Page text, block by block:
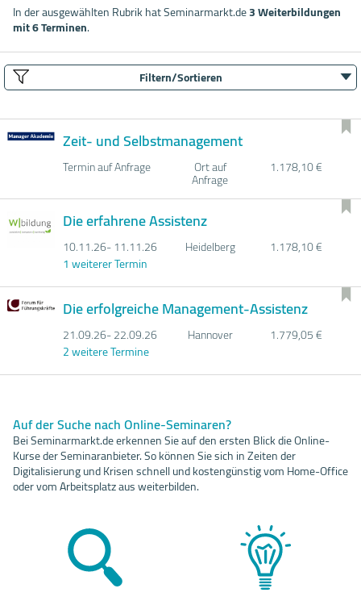
In der ausgewählten Rubrik hat Seminarmarkt.de3 Weiterbildungen
mit 6 Terminen.
Filtern/Sortieren
Zeit- und Selbstmanagement
Termin auf Anfrage Ort auf
Anfrage
1.178,10 €
Die erfahrene Assistenz
10.11.26- 11.11.26 Heidelberg
1.178,10 €
1 weiterer Termin
Die erfolgreiche Management-Assistenz
21.09.26- 22.09.26 Hannover
1.779,05 €
2 weitere Termine
Auf der Suche nach Online-Seminaren?
Bei Seminarmarkt.de erkennen Sie auf den ersten Blick die Online-
Kurse der Seminaranbieter. So können Sie sich in Zeiten der
Digitalisierung und Krisen schnell und kostengünstig vom Home-Office
oder vom Arbeitsplatz aus weiterbilden.